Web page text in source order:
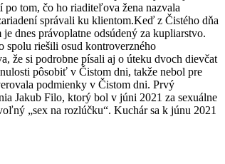
tom, čo ho riaditeľova žena nazvala
správali ku klientom.Keď z Čistého dňa
dnes právoplatne odsúdený za kupliarstvo.
spolu riešili osud kontroverzného
že si podrobne písali aj o úteku dvoch dievčat
pôsobiť v Čistom dni, takže nebol pre
podmienky v Čistom dni. Prvý
Jakub Filo, ktorý bol v júni 2021 za sexuálne
„sex na rozlúčku“. Kuchár sa k júnu 2021